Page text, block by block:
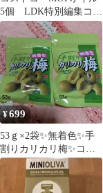
5個 LDK特別編集コス
トコザ・ベスト2022
¥699
53ｇ×2袋✨無着色✨手
割りカリカリ梅✨コス
トコ✨チャック付き